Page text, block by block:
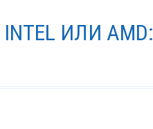
ИЛИ AMD: